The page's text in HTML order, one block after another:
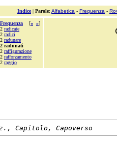
Indice| Parole: Alfabetica - Frequenza -
Frequenza [« »]
2 radicate
2 radici
2 radunare
2 radunati
2 raffigurazione
2 rafforzamento
2 raggio
Capitolo, Capoverso